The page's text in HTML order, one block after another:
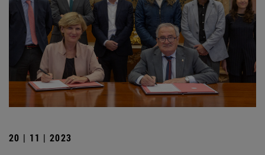
20 | 11 | 2023